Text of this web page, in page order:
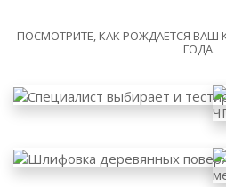
ПОСМОТРИТЕ, КАК РОЖДАЕТСЯ ВАШ
ГОДА.